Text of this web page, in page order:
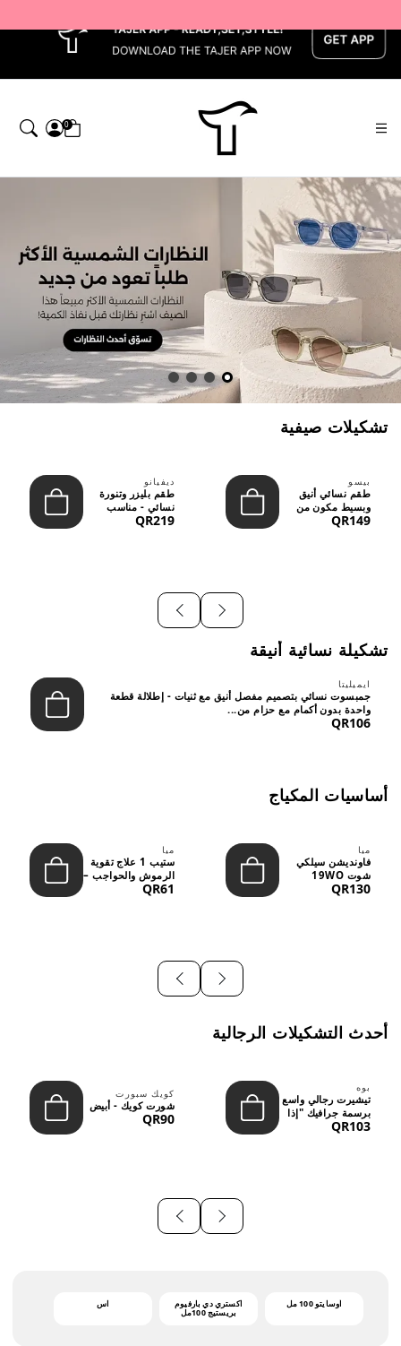
0
تاجر — Home page default h1 desc
تشكيلات صيفية
بيسو
طقم نسائي أنيق
وبسيط مكون من
قطعتين - تصميم
QR149
ديفيانو
طقم بليزر وتنورة
نسائي - مناسب
للعمل الرسمي
QR219
تشكيلة نسائية أنيقة
ايميليتا
جمبسوت نسائي بتصميم مفصل أنيق مع ثنيات - إطلالة قطعة
واحدة بدون أكمام مع حزام من...
QR106
أساسيات المكياج
ميا
فاونديشن سيلكي
شوت 19WO
ميديوم دارك بدرجة
QR130
ميا
ستيب 1 علاج تقوية
الرموش والحواجب –
12 مل
QR61
أحدث التشكيلات الرجالية
بوه
تيشيرت رجالي واسع
برسمة جرافيك "إذا
لم نُعجبك...
QR103
كويك سبورت
شورت كويك - أبيض
QR90
أوسايتو 100 مل
اكستري دي بارفيوم
بريستيج 100مل
اس